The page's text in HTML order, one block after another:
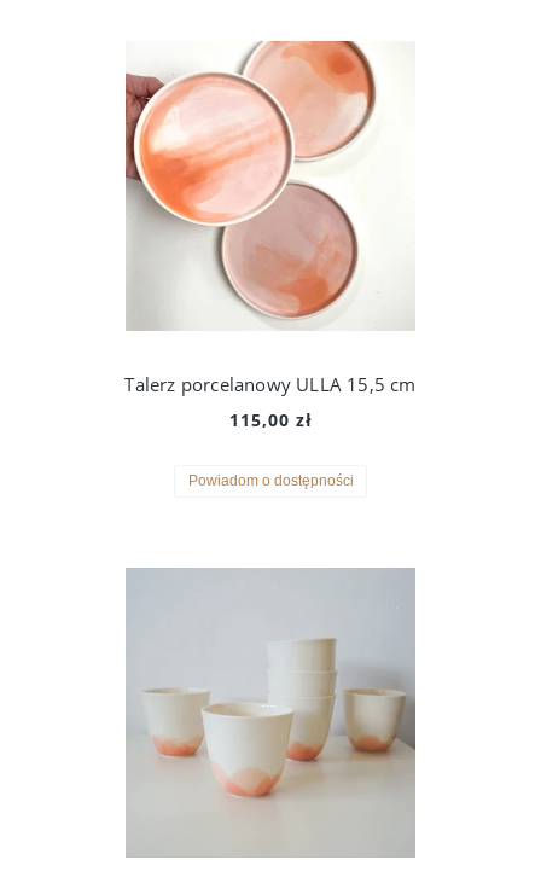
Talerz porcelanowy ULLA 15,5 cm
115,00 zł
Powiadom o dostępności